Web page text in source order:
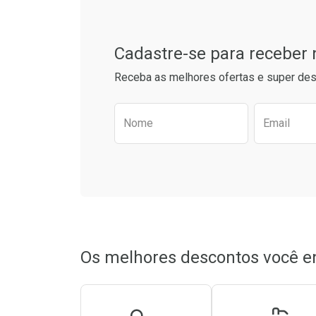
Ativar Desconto
Cadastre-se para receber
Receba as melhores ofertas e super
Preencha o formulário
Nome Email
Os melhores descontos você